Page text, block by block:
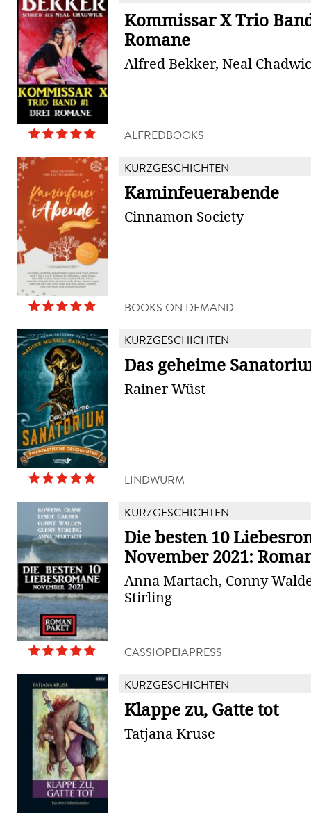
Kommissar X Trio
Romane
Alfred Bekker, Neal
ALFREDBOOKS
KURZGESCHICHTEN
Kaminfeuerabende
Cinnamon Society
BOOKS ON DEMAND
KURZGESCHICHTEN
Das geheime
Rainer Wüst
LINDWURM
KURZGESCHICHTEN
Die besten 10
November 2021:
Anna Martach, Conny
Stirling
CASSIOPEIAPRESS
KURZGESCHICHTEN
Klappe zu, Gatte tot
Tatjana Kruse